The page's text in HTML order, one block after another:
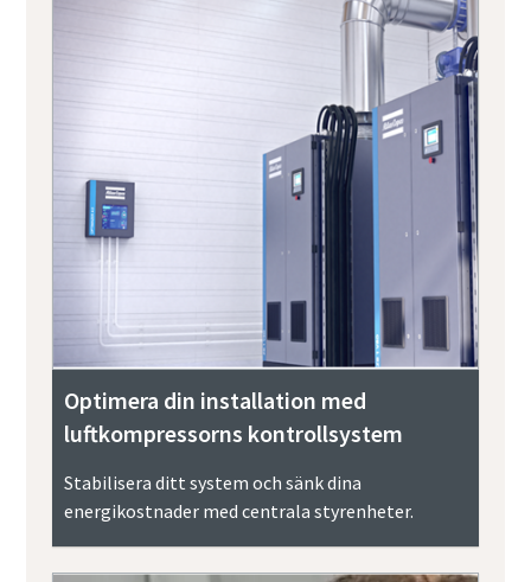
Optimera din installation med
luftkompressorns kontrollsystem
Stabilisera ditt system och sänk dina
energikostnader med centrala styrenheter.